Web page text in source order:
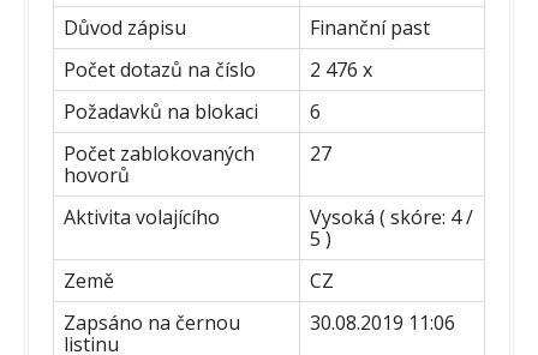
Důvod zápisu
Finanční past
Počet dotazů na číslo
2 476 x
Požadavků na blokaci
6
Počet zablokovaných
hovorů
27
Aktivita volajícího
Vysoká ( skóre: 4 /
5 )
Země
CZ
Zapsáno na černou
listinu
30.08.2019 11:06